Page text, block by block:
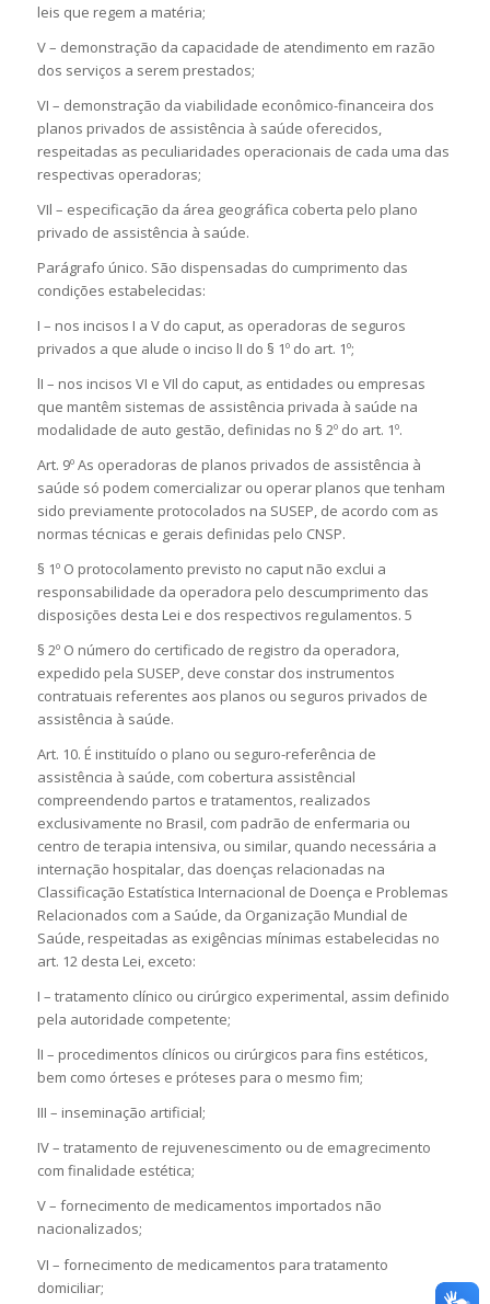
leis que regem a matéria;
V – demonstração da capacidade de atendimento em razão
dos serviços a serem prestados;
VI – demonstração da viabilidade econômico-financeira dos
planos privados de assistência à saúde oferecidos,
respeitadas as peculiaridades operacionais de cada uma das
respectivas operadoras;
VIl – especificação da área geográfica coberta pelo plano
privado de assistência à saúde.
Parágrafo único. São dispensadas do cumprimento das
condições estabelecidas:
I – nos incisos I a V do caput, as operadoras de seguros
privados a que alude o inciso lI do § 1º do art. 1º;
lI – nos incisos VI e VIl do caput, as entidades ou empresas
que mantêm sistemas de assistência privada à saúde na
modalidade de auto gestão, definidas no § 2º do art. 1º.
Art. 9º As operadoras de planos privados de assistência à
saúde só podem comercializar ou operar planos que tenham
sido previamente protocolados na SUSEP, de acordo com as
normas técnicas e gerais definidas pelo CNSP.
§ 1º O protocolamento previsto no caput não exclui a
responsabilidade da operadora pelo descumprimento das
disposições desta Lei e dos respectivos regulamentos. 5
§ 2º O número do certificado de registro da operadora,
expedido pela SUSEP, deve constar dos instrumentos
contratuais referentes aos planos ou seguros privados de
assistência à saúde.
Art. 10. É instituído o plano ou seguro-referência de
assistência à saúde, com cobertura assistêncial
compreendendo partos e tratamentos, realizados
exclusivamente no Brasil, com padrão de enfermaria ou
centro de terapia intensiva, ou similar, quando necessária a
internação hospitalar, das doenças relacionadas na
Classificação Estatística Internacional de Doença e Problemas
Relacionados com a Saúde, da Organização Mundial de
Saúde, respeitadas as exigências mínimas estabelecidas no
art. 12 desta Lei, exceto:
I – tratamento clínico ou cirúrgico experimental, assim definido
pela autoridade competente;
lI – procedimentos clínicos ou cirúrgicos para fins estéticos,
bem como órteses e próteses para o mesmo fim;
III – inseminação artificial;
IV – tratamento de rejuvenescimento ou de emagrecimento
com finalidade estética;
V – fornecimento de medicamentos importados não
nacionalizados;
VI – fornecimento de medicamentos para tratamento
domiciliar;